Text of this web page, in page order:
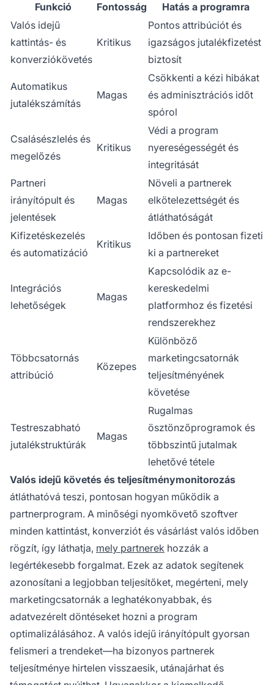
Funkció
Fontosság
Hatás a programra
Valós idejű
kattintás- és
konverziókövetés
Kritikus
Pontos attribúciót és
igazságos jutalékfizetést
biztosít
Automatikus
jutalékszámítás
Magas
Csökkenti a kézi hibákat
és adminisztrációs időt
spórol
Csalásészlelés és
megelőzés
Kritikus
Védi a program
nyereségességét és
integritását
Partneri
irányítópult és
jelentések
Magas
Növeli a partnerek
elkötelezettségét és
átláthatóságát
Kifizetéskezelés
és automatizáció
Kritikus
Időben és pontosan fizeti
ki a partnereket
Integrációs
lehetőségek
Magas
Kapcsolódik az e-
kereskedelmi
platformhoz és fizetési
rendszerekhez
Többcsatornás
attribúció
Közepes
Különböző
marketingcsatornák
teljesítményének
követése
Testreszabható
jutalékstruktúrák
Magas
Rugalmas
ösztönzőprogramok és
többszintű jutalmak
lehetővé tétele
Valós idejű követés és teljesítménymonitorozás
átláthatóvá teszi, pontosan hogyan működik a
partnerprogram. A minőségi nyomkövető szoftver
minden kattintást, konverziót és vásárlást valós időben
rögzít, így láthatja, mely partnerek hozzák a
legértékesebb forgalmat. Ezek az adatok segítenek
azonosítani a legjobban teljesítőket, megérteni, mely
marketingcsatornák a leghatékonyabbak, és
adatvezérelt döntéseket hozni a program
optimalizálásához. A valós idejű irányítópult gyorsan
felismeri a trendeket—ha bizonyos partnerek
teljesítménye hirtelen visszaesik, utánajárhat és